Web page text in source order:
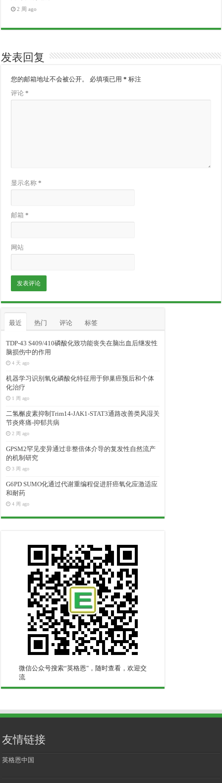
2 周 ago
发表回复
您的邮箱地址不会被公开。 必填项已用* 标注
评论*
显示名称*
邮箱*
网站
最近 热门 评论 标签
TDP-43 S409/410磷酸化致功能丧失在脑出血后继发性
脑损伤中的作用
4 天 ago
机器学习识别氧化磷酸化特征用于卵巢癌预后和个体
化治疗
1 周 ago
二氢槲皮素抑制Trim14-JAK1-STAT3通路改善类风湿关
节炎疼痛-抑郁共病
2 周 ago
GPSM2罕见变异通过非整倍体介导的复发性自然流产
的机制研究
3 周 ago
G6PD SUMO化通过代谢重编程促进肝癌氧化应激适应
和耐药
4 周 ago
微信公众号搜索“英格恩"，随时查看，欢迎交
流
友情链接
英格恩中国